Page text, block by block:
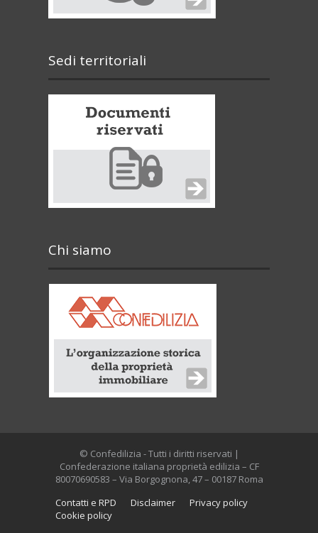
Sedi territoriali
Chi siamo
© Confedilizia - Tutti i diritti riservati |
Confederazione italiana proprietà edilizia – CF
80070690583 – Via Borgognona, 47 – 00187 Roma
Contatti e RPD
Disclaimer
Privacy policy
Cookie policy